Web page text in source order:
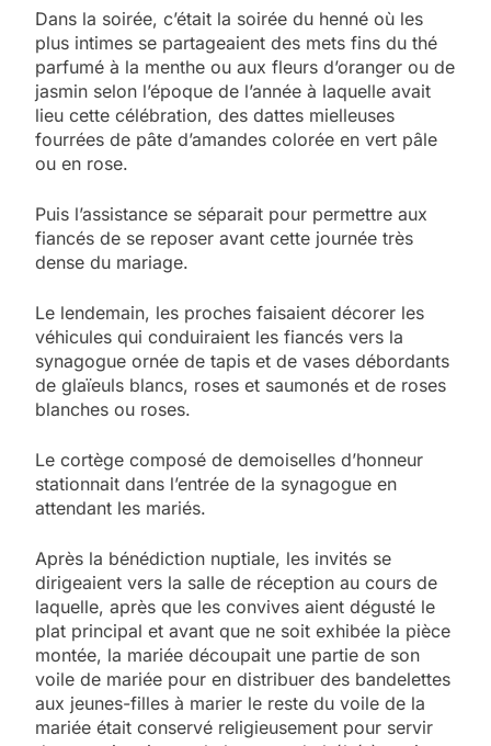
Dans la soirée, c’était la soirée du henné où les
plus intimes se partageaient des mets fins du thé
parfumé à la menthe ou aux fleurs d’oranger ou de
jasmin selon l’époque de l’année à laquelle avait
lieu cette célébration, des dattes mielleuses
fourrées de pâte d’amandes colorée en vert pâle
ou en rose.
Puis l’assistance se séparait pour permettre aux
fiancés de se reposer avant cette journée très
dense du mariage.
Le lendemain, les proches faisaient décorer les
véhicules qui conduiraient les fiancés vers la
synagogue ornée de tapis et de vases débordants
de glaïeuls blancs, roses et saumonés et de roses
blanches ou roses.
Le cortège composé de demoiselles d’honneur
stationnait dans l’entrée de la synagogue en
attendant les mariés.
Après la bénédiction nuptiale, les invités se
dirigeaient vers la salle de réception au cours de
laquelle, après que les convives aient dégusté le
plat principal et avant que ne soit exhibée la pièce
montée, la mariée découpait une partie de son
voile de mariée pour en distribuer des bandelettes
aux jeunes-filles à marier le reste du voile de la
mariée était conservé religieusement pour servir